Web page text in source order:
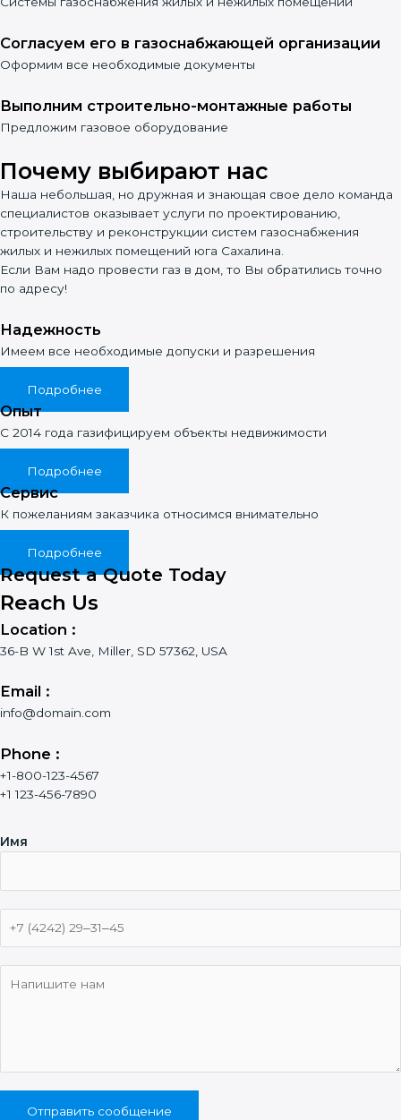
Согласуем его в газоснабжающей организации
Оформим все необходимые документы
Выполним строительно-монтажные работы
Предложим газовое оборудование
Почему выбирают нас
Наша небольшая, но дружная и знающая свое дело команда
специалистов оказывает услуги по проектированию,
строительству и реконструкции систем газоснабжения
жилых и нежилых помещений юга Сахалина.
Если Вам надо провести газ в дом, то Вы обратились точно
по адресу!
Надежность
Имеем все необходимые допуски и разрешения
Подробнее
Опыт
С 2014 года газифицируем объекты недвижимости
Подробнее
Сервис
К пожеланиям заказчика относимся внимательно
Подробнее
Request a Quote Today
Reach Us
Location :
36-B W 1st Ave, Miller, SD 57362, USA
Email :
info@domain.com
Phone :
+1-800-123-4567
+1 123-456-7890
Имя
Отправить сообщение